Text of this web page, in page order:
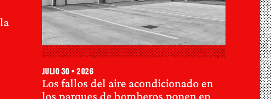
Los fallos del aire acondicionado en
los parques de bomberos ponen en
julio 30 • 2026